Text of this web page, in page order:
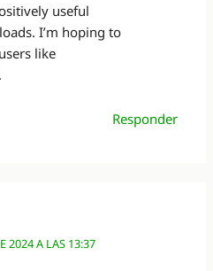
useful
I’m hoping to
like
Responder
2024 A LAS 13:37